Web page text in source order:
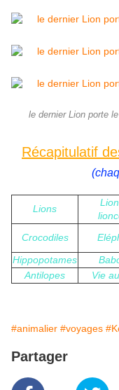
le dernier Lion porte
Récapitulatif
Lions
Crocodiles
Hippopotames
Antilopes
Vie
#animalier #voyages
Partager